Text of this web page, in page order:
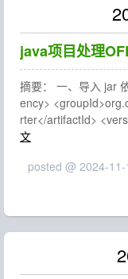
java项目处理
摘要： 一、导入 jar
ency>
rter</artifactId>
文
posted @ 2024-